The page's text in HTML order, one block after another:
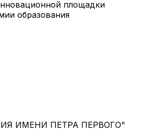
площадки
образования
ИМЕНИ ПЕТРА ПЕРВОГО"